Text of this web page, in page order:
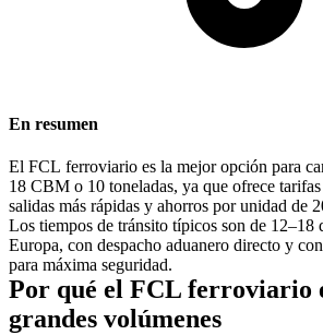
En resumen
El FCL ferroviario es la mejor opción para
18 CBM o 10 toneladas, ya que ofrece
salidas más rápidas y ahorros por unidad de
Los tiempos de tránsito típicos son de 12–18
Europa, con despacho aduanero directo y
para máxima seguridad.
Por qué el FCL ferroviario
grandes volúmenes